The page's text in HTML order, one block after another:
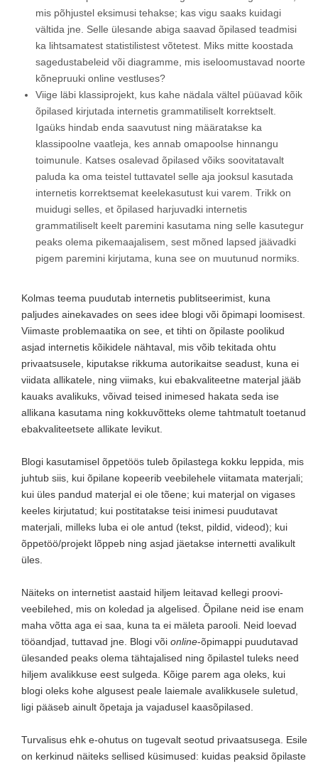
mis põhjustel eksimusi tehakse; kas vigu saaks kuidagi
vältida jne. Selle ülesande abiga saavad õpilased teadmisi
ka lihtsamatest statistilistest võtetest. Miks mitte koostada
sagedustabeleid või diagramme, mis iseloomustavad noorte
kõnepruuki online vestluses?
Viige läbi klassiprojekt, kus kahe nädala vältel püüavad kõik
õpilased kirjutada internetis grammatiliselt korrektselt.
Igaüks hindab enda saavutust ning määratakse ka
klassipoolne vaatleja, kes annab omapoolse hinnangu
toimunule. Katses osalevad õpilased võiks soovitatavalt
paluda ka oma teistel tuttavatel selle aja jooksul kasutada
internetis korrektsemat keelekasutust kui varem. Trikk on
muidugi selles, et õpilased harjuvadki internetis
grammatiliselt keelt paremini kasutama ning selle kasutegur
peaks olema pikemaajalisem, sest mõned lapsed jäävadki
pigem paremini kirjutama, kuna see on muutunud normiks.
Kolmas teema puudutab internetis publitseerimist, kuna
paljudes ainekavades on sees idee blogi või õpimapi loomisest.
Viimaste problemaatika on see, et tihti on õpilaste poolikud
asjad internetis kõikidele nähtaval, mis võib tekitada ohtu
privaatsusele, kiputakse rikkuma autorikaitse seadust, kuna ei
viidata allikatele, ning viimaks, kui ebakvaliteetne materjal jääb
kauaks avalikuks, võivad teised inimesed hakata seda ise
allikana kasutama ning kokkuvõtteks oleme tahtmatult toetanud
ebakvaliteetsete allikate levikut.
Blogi kasutamisel õppetöös tuleb õpilastega kokku leppida, mis
juhtub siis, kui õpilane kopeerib veebilehele viitamata materjali;
kui üles pandud materjal ei ole tõene; kui materjal on vigases
keeles kirjutatud; kui postitatakse teisi inimesi puudutavat
materjali, milleks luba ei ole antud (tekst, pildid, videod); kui
õppetöö/projekt lõppeb ning asjad jäetakse internetti avalikult
üles.
Näiteks on internetist aastaid hiljem leitavad kellegi proovi-
veebilehed, mis on koledad ja algelised. Õpilane neid ise enam
maha võtta aga ei saa, kuna ta ei mäleta parooli. Neid loevad
tööandjad, tuttavad jne. Blogi või online-õpimappi puudutavad
ülesanded peaks olema tähtajalised ning õpilastel tuleks need
hiljem avalikkuse eest sulgeda. Kõige parem aga oleks, kui
blogi oleks kohe algusest peale laiemale avalikkusele suletud,
ligi pääseb ainult õpetaja ja vajadusel kaasõpilased.
Turvalisus ehk e-ohutus on tugevalt seotud privaatsusega. Esile
on kerkinud näiteks sellised küsimused: kuidas peaksid õpilaste